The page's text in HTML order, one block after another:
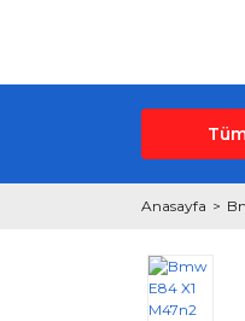
Anasayfa